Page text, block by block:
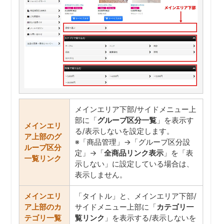
メインエリ
ア上部のグ
ループ区分
一覧リンク
メインエリア下部/サイドメニュー上
部に「グループ区分一覧 」を表示す
る/表示しないを設定します。
※「商品管理」→「グループ区分設
定」→「全商品リンク表示 」を「表
示しない」に設定している場合は、
表示しません。
メインエリ
ア上部のカ
テゴリ一覧
「タイトル」と、メインエリア下部/
サイドメニュー上部に「カテゴリ一
覧リンク 」を表示する/表示しないを